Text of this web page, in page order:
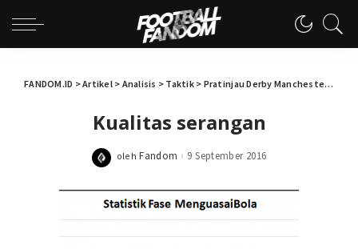
FANDOM.ID >Artikel> Analisis > Taktik> Pratinjau Derby Manchester: Jose Mourinho vs Pep Guardiola
Kualitas serangan
Posted
oleh Fandom 9 September 2016